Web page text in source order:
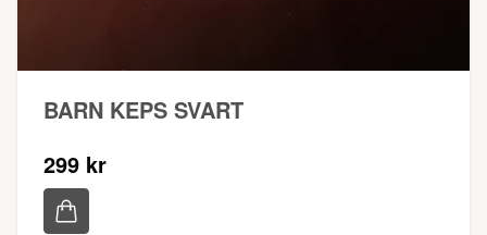
BARN KEPS SVART
299 kr